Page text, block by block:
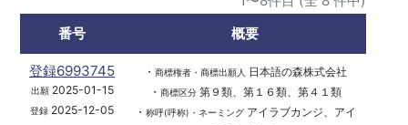
番号
概要
登録6993745
出願2025-01-15
登録 2025-12-05
・ 商標権者・商標出願人
日本語の森株式会社
・ 商標区分第９類、第１６類、第４１類
・ 称呼(呼称)・ネーミングアイラブカンジ、アイ